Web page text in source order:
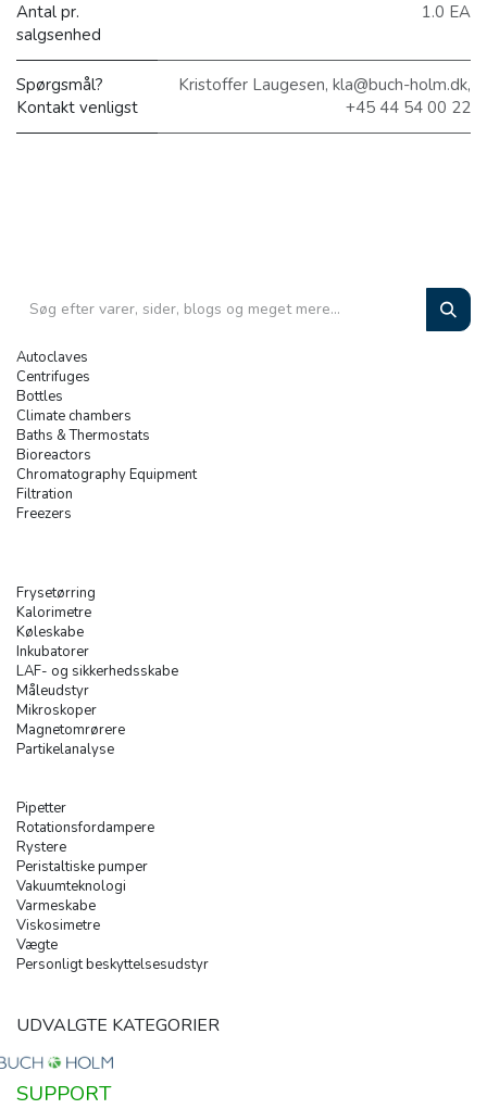
Antal pr.
salgsenhed
1.0 EA
Spørgsmål?
Kontakt venligst
Kristoffer Laugesen, kla@buch-holm.dk,
+45 44 54 00 22
Autoclaves
Centrifuges
Bottles
Climate chambers
Baths & Thermostats
Bioreactors
Chromatography Equipment
Filtration
Freezers
Frysetørring
Kalorimetre
Køleskabe
Inkubatorer
LAF- og sikkerhedsskabe
Måleudstyr
Mikroskoper
Magnetomrørere
Partikelanalyse
Pipetter
Rotationsfordampere
Rystere
Peristaltiske pumper
Vakuumteknologi
Varmeskabe
Viskosimetre
Vægte
Personligt beskyttelsesudstyr
UDVALGTE KATEGORIER
SUPPORT